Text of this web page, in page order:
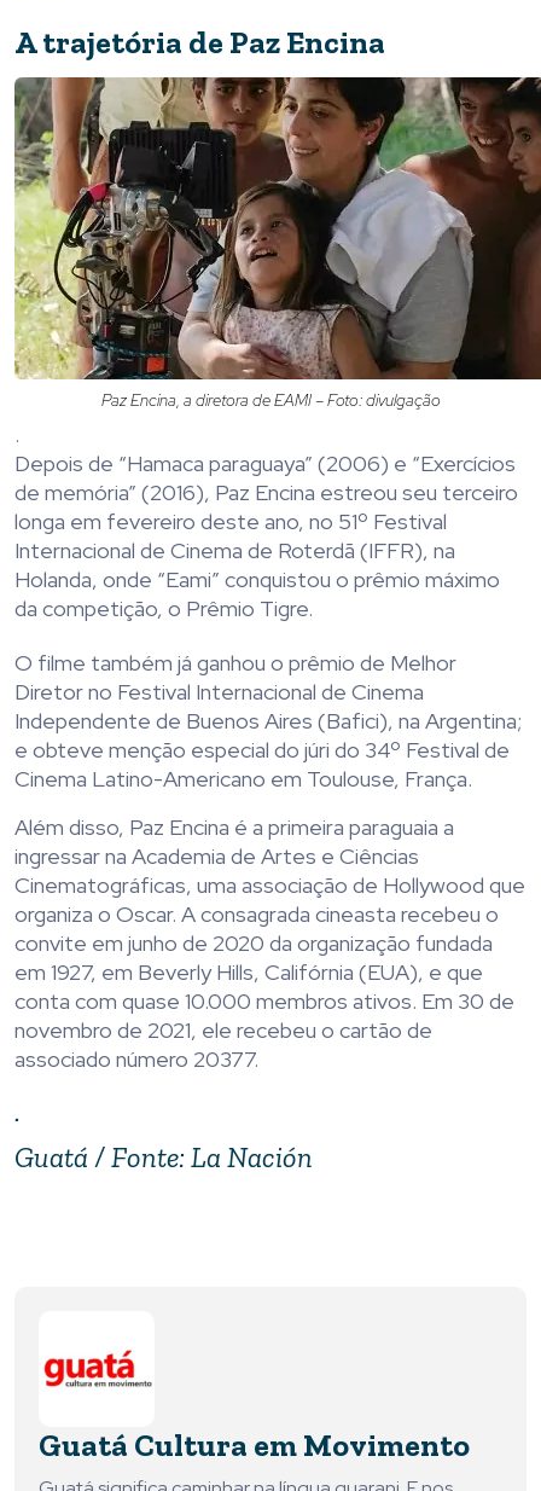
A trajetória de Paz Encina
Paz Encina, a diretora de EAMI – Foto: divulgação
.
Depois de “Hamaca paraguaya” (2006) e “Exercícios
de memória” (2016), Paz Encina estreou seu terceiro
longa em fevereiro deste ano, no 51º Festival
Internacional de Cinema de Roterdã (IFFR), na
Holanda, onde “Eami” conquistou o prêmio máximo
da competição, o Prêmio Tigre.
O filme também já ganhou o prêmio de Melhor
Diretor no Festival Internacional de Cinema
Independente de Buenos Aires (Bafici), na Argentina;
e obteve menção especial do júri do 34º Festival de
Cinema Latino-Americano em Toulouse, França.
Além disso, Paz Encina é a primeira paraguaia a
ingressar na Academia de Artes e Ciências
Cinematográficas, uma associação de Hollywood que
organiza o Oscar. A consagrada cineasta recebeu o
convite em junho de 2020 da organização fundada
em 1927, em Beverly Hills, Califórnia (EUA), e que
conta com quase 10.000 membros ativos. Em 30 de
novembro de 2021, ele recebeu o cartão de
associado número 20377.
.
Guatá / Fonte:La Nación
Guatá Cultura em Movimento